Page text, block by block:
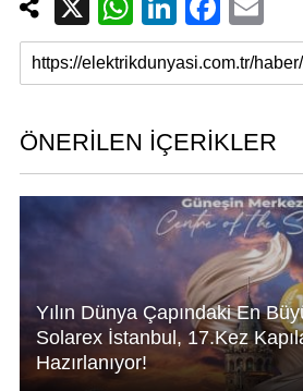
h
at
A
p
p
n
k
dI
n
a
c
b
o
o
k
m
ail
ÖNERİLEN İÇERİKLER
Yılın Dünya Çapındaki En
Solarex İstanbul, 17.Kez
Hazırlanıyor!